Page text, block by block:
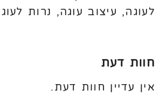
לעוגה, עיצוב עוגה, נרות
חוות דעת
אין עדיין חוות דעת.